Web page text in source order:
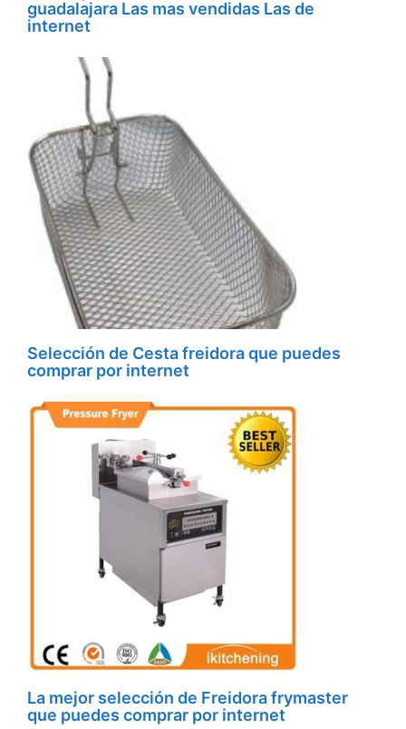
guadalajara Las mas vendidas Las de
internet
Selección de Cesta freidora que puedes
comprar por internet
La mejor selección de Freidora frymaster
que puedes comprar por internet